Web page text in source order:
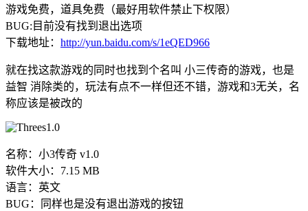
游戏免费，道具免费（最好用软件禁止下权限）
BUG:目前没有找到退出选项
下载地址： http://yun.baidu.com/s/1eQED966
就在找这款游戏的同时也找到个名叫 小三传奇的游戏，也是
益智 消除类的，玩法有点不一样但还不错，游戏和3无关，名
称应该是被改的
名称：小3传奇 v1.0
软件大小：7.15 MB
语言：英文
BUG：同样也是没有退出游戏的按钮